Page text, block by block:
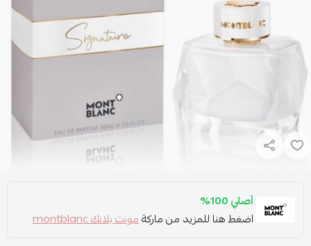
أصلي 100%
اضغط هنا للمزيد من ماركةمونت بلانك montblanc